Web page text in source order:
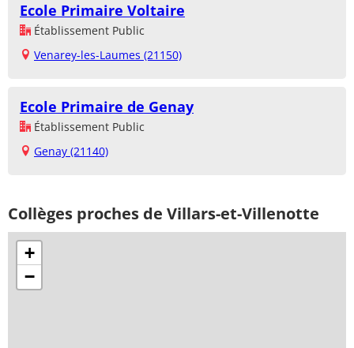
Ecole Primaire Voltaire
Établissement Public
Venarey-les-Laumes (21150)
Ecole Primaire de Genay
Établissement Public
Genay (21140)
Collèges proches de Villars-et-Villenotte
+
−